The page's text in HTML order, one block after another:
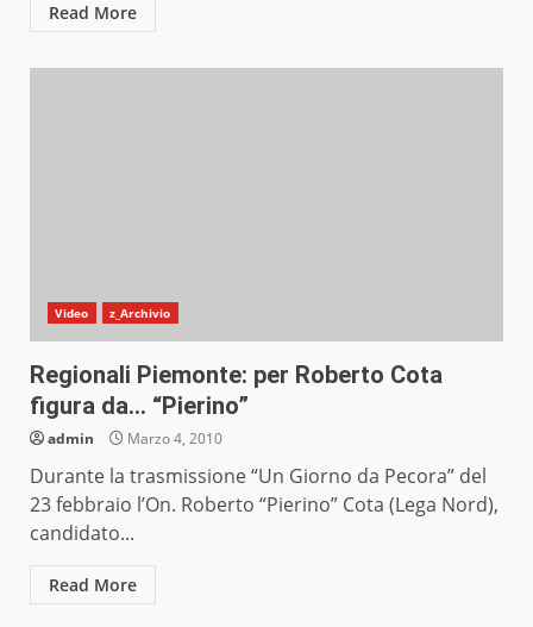
Read More
Video z_Archivio
Regionali Piemonte: per Roberto Cota
figura da… “Pierino”
admin Marzo 4, 2010
Durante la trasmissione “Un Giorno da Pecora” del
23 febbraio l’On. Roberto “Pierino” Cota (Lega Nord),
candidato...
Read More